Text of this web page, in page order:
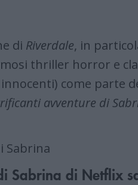
di Riverdale, in
thriller horror e
come parte
avventure di
Sabrina di Netflix